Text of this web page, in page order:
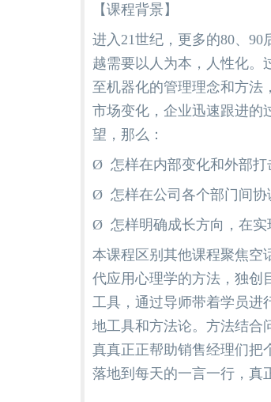
【课程背景】
进入21世纪，更多的80、
越需要以人为本，人性化。
至机器化的管理理念和方法
市场变化，企业迅速跟进的
望，那么：
Ø 怎样在内部变化和外部打
Ø 怎样在公司各个部门间协
Ø 怎样明确成长方向，在实
本课程区别其他课程聚焦空
代应用心理学的方法，独创
工具，通过导师带着学员进
地工具和方法论。方法结合
真真正正帮助销售经理们把
落地到每天的一言一行，真